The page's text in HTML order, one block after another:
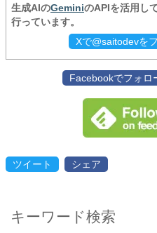
生成AIのGeminiのAPIを活用し
行っています。
Xで@saitodevを
Facebookでフォロ
ツイート シェア
キーワード検索